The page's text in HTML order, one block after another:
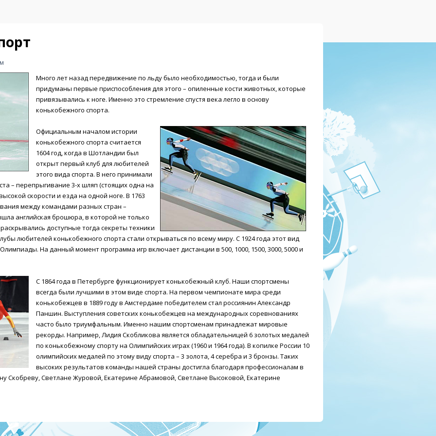
Много лет назад передвижение по льду было необходимостью, тогда и были
придуманы первые приспособления для этого – опиленные кости животных, которые
привязывались к ноге. Именно это стремление спустя века легло в основу
конькобежного спорта.
Официальным началом истории
конькобежного спорта считается
1604 год, когда в Шотландии был
открыт первый клуб для любителей
этого вида спорта. В него принимали
– перепрыгивание 3-х шляп (стоящих одна на
скорости и езда на одной ноге. В 1763
между командами разных стран –
английская брошюра, в которой не только
доступные тогда секреты техники
любителей конькобежного спорта стали открываться по всему миру. С 1924 года этот вид
На данный момент программа игр включает дистанции в 500, 1000, 1500, 3000, 5000 и
С 1864 года в Петербурге функционирует конькобежный клуб. Наши спортсмены
всегда были лучшими в этом виде спорта. На первом чемпионате мира среди
конькобежцев в 1889 году в Амстердаме победителем стал россиянин Александр
Паншин. Выступления советских конькобежцев на международных соревнованиях
часто было триумфальным. Именно нашим спортсменам принадлежат мировые
рекорды. Например, Лидия Скобликова является обладательницей 6 золотых медалей
по конькобежному спорту на Олимпийских играх (1960 и 1964 года). В копилке России 10
олимпийских медалей по этому виду спорта – 3 золота, 4 серебра и 3 бронзы. Таких
высоких результатов команды нашей страны достигла благодаря профессионалам в
Скобреву, Светлане Журовой, Екатерине Абрамовой, Светлане Высоковой, Екатерине